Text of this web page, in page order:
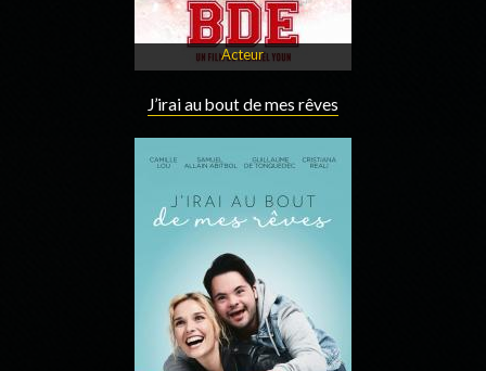
Acteur
J’irai au bout de mes rêves